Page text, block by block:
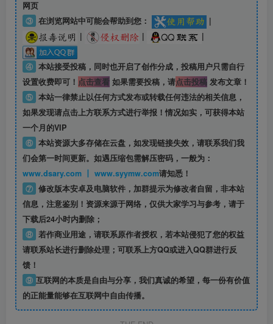
网页
③ 在浏览网站中可能会帮助到您：
|
|
| |
④ 本站接受投稿，同时也开启了创作分成，投稿用户只需自行
设置收费即可！ 点击查看如果需要投稿，请点击投稿发布文章！
⑤ 本站一律禁止以任何方式发布或转载任何违法的相关信息，
如果发现请点击上方联系方式进行举报！情况如实，可获得本站
一个月的VIP
⑥ 本站资源大多存储在云盘，如发现链接失效，请联系我们我
们会第一时间更新。如遇压缩包需解压密码，一般为：
www.dsary.com 丨 www.syymw.com请知悉！
⑦ 修改版本安卓及电脑软件，加群提示为修改者自留， 非本站
信息，注意鉴别！资源来源于网络，仅供大家学习与参考，请于
下载后24小时内删除；
⑧ 若作商业用途，请联系原作者授权，若本站侵犯了您的权益
请联系站长进行删除处理；可联系上方QQ或进入QQ群进行反
馈！
⑨ 互联网的本质是自由与分享，我们真诚的希望，每一份有价值
的正能量能够在互联网中自由传播。